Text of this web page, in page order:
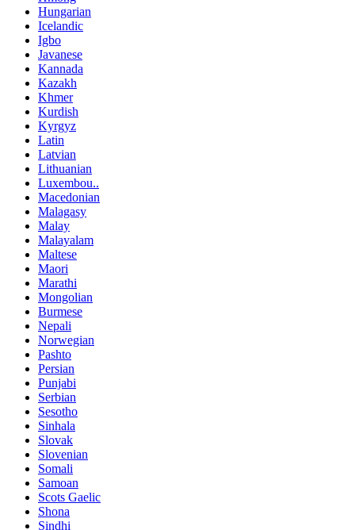
Hungarian
Icelandic
Igbo
Javanese
Kannada
Kazakh
Khmer
Kurdish
Kyrgyz
Latin
Latvian
Lithuanian
Luxembou..
Macedonian
Malagasy
Malay
Malayalam
Maltese
Maori
Marathi
Mongolian
Burmese
Nepali
Norwegian
Pashto
Persian
Punjabi
Serbian
Sesotho
Sinhala
Slovak
Slovenian
Somali
Samoan
Scots Gaelic
Shona
Sindhi